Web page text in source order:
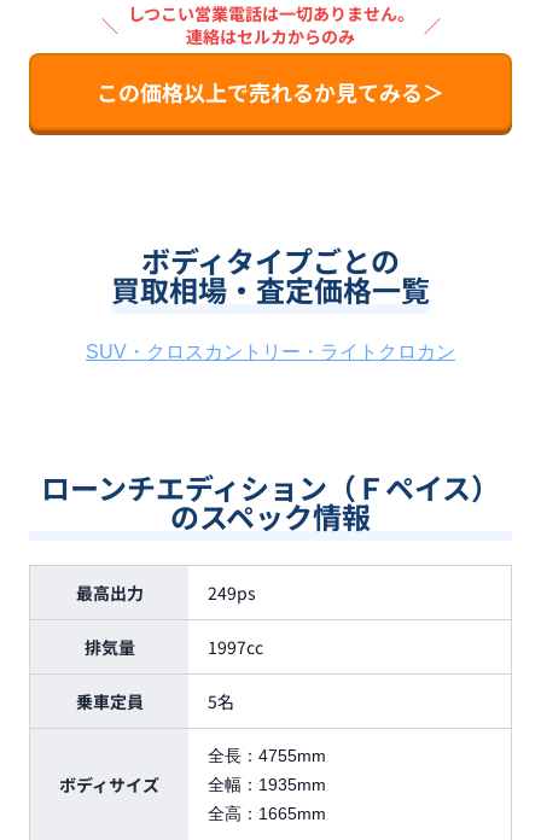
＼ しつこい営業電話は一切ありません。
連絡はセルカからのみ
／
この価格以上で売れるか見てみる＞
ボディタイプごとの
買取相場・査定価格一覧
SUV・クロスカントリー・ライトクロカン
ローンチエディション（Ｆペイス）
のスペック情報
最高出力 249ps
排気量 1997cc
乗車定員 5名
ボディサイズ
全長： 4755mm
全幅： 1935mm
全高： 1665mm